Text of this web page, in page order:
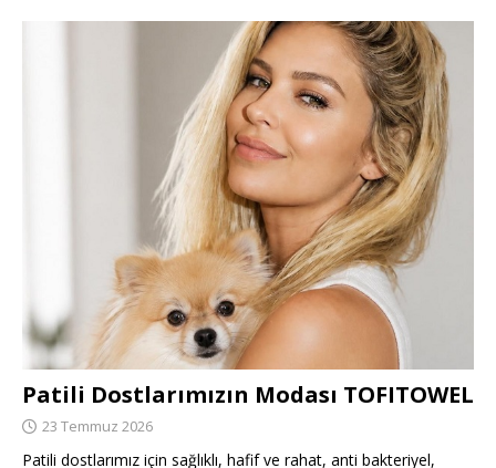
Patili Dostlarımızın Modası TOFITOWEL
23 Temmuz 2026
Patili dostlarımız için sağlıklı, hafif ve rahat, anti bakteriyel,